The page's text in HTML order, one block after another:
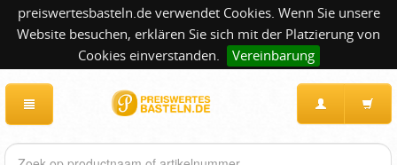
preiswertesbasteln.de verwendet Cookies. Wenn Sie unsere
Website besuchen, erklären Sie sich mit der Platzierung von
Cookies einverstanden.
Vereinbarung